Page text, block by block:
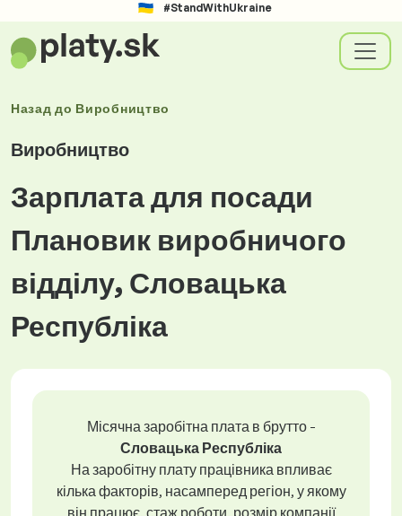
#StandWithUkraine
Назад до Виробництво
Виробництво
Зарплата для посади
Плановик виробничого
відділу, Словацька
Республіка
Місячна заробітна плата в брутто -
Словацька Республіка
На заробітну плату працівника впливає
кілька факторів, насамперед регіон, у якому
він працює, стаж роботи, розмір компанії